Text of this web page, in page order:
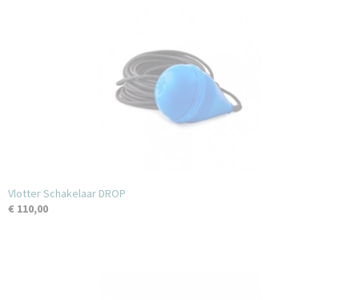
Vlotter Schakelaar DROP
€ 110,00